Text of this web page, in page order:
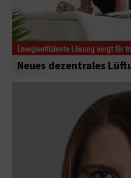
Neues dezentrales
Energieeffiziente Lösung sorgt für